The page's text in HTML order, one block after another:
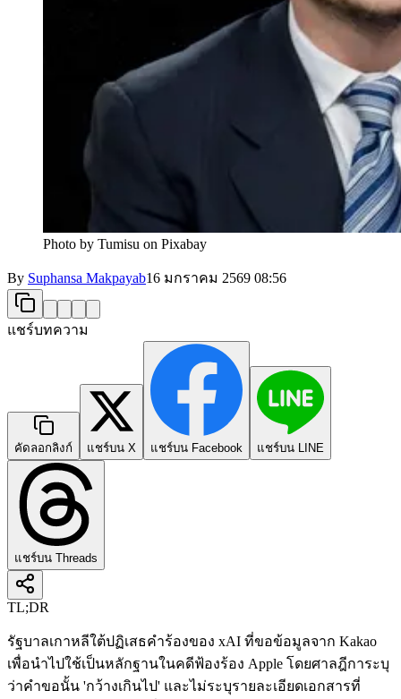
Photo by Tumisu on Pixabay
By Suphansa Makpayab16 มกราคม 2569 08:56
แชร์บทความ
คัดลอกลิงก์ แชร์บน X แชร์บน Facebook แชร์บน LINE
แชร์บน Threads
TL;DR
รัฐบาลเกาหลีใต้ปฏิเสธคำร้องของ xAI ที่ขอข้อมูลจาก Kakao
เพื่อนำไปใช้เป็นหลักฐานในคดีฟ้องร้อง Apple โดยศาลฎีการะบุ
ว่าคำขอนั้น 'กว้างเกินไป' และไม่ระบุรายละเอียดเอกสารที่